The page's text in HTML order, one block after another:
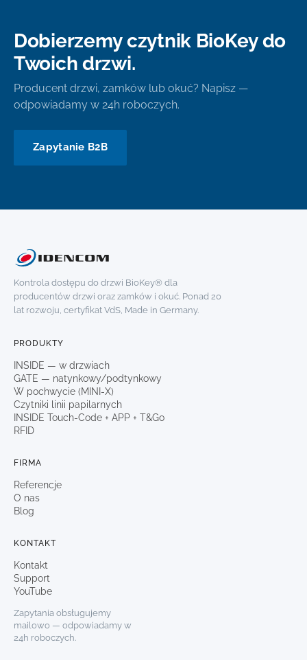
Dobierzemy czytnik BioKey do
Twoich drzwi.
Producent drzwi, zamków lub okuć? Napisz —
odpowiadamy w 24h roboczych.
Zapytanie B2B
Kontrola dostępu do drzwi BioKey® dla
producentów drzwi oraz zamków i okuć. Ponad 20
lat rozwoju, certyfikat VdS, Made in Germany.
PRODUKTY
INSIDE — w drzwiach
GATE — natynkowy/podtynkowy
W pochwycie (MINI-X)
Czytniki linii papilarnych
INSIDE Touch-Code + APP + T&Go
RFID
FIRMA
Referencje
O nas
Blog
KONTAKT
Kontakt
Support
YouTube
Zapytania obsługujemy
mailowo — odpowiadamy w
24h roboczych.